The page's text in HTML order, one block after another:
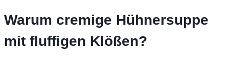
Warum cremige Hühnersuppe
mit fluffigen Klößen?